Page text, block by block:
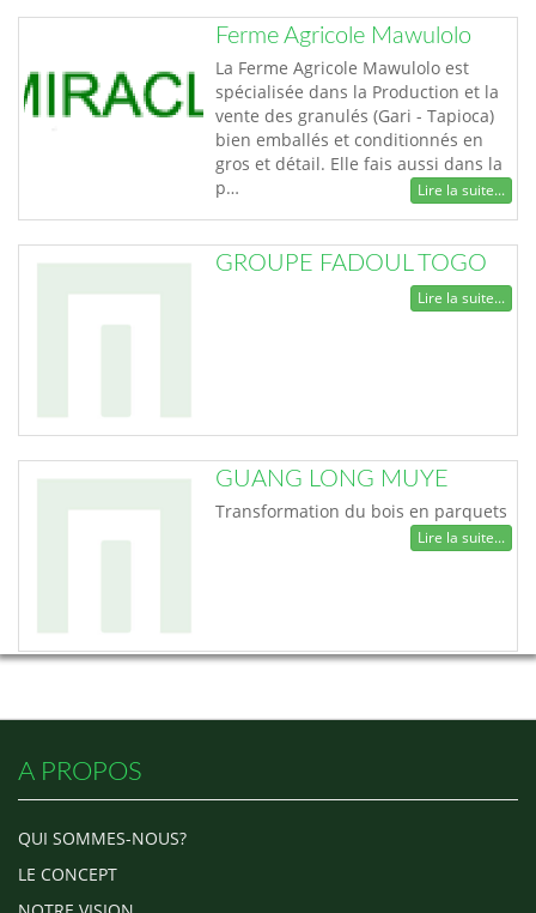
Ferme Agricole Mawulolo
La Ferme Agricole Mawulolo est
spécialisée dans la Production et la
vente des granulés (Gari - Tapioca)
bien emballés et conditionnés en
gros et détail. Elle fais aussi dans la
p…
Lire la suite...
GROUPE FADOUL TOGO
Lire la suite...
GUANG LONG MUYE
Transformation du bois en parquets
Lire la suite...
A PROPOS
QUI SOMMES-NOUS?
LE CONCEPT